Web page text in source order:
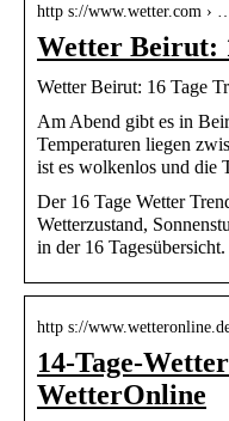
http s://www.wetter.com ›
Wetter Beirut:
Wetter Beirut: 16 Tage
Am Abend gibt es in
Temperaturen liegen
ist es wolkenlos und die
Der 16 Tage Wetter
Wetterzustand,
in der 16 Tagesübersicht.
http s://
14-Tage-
WetterOnline